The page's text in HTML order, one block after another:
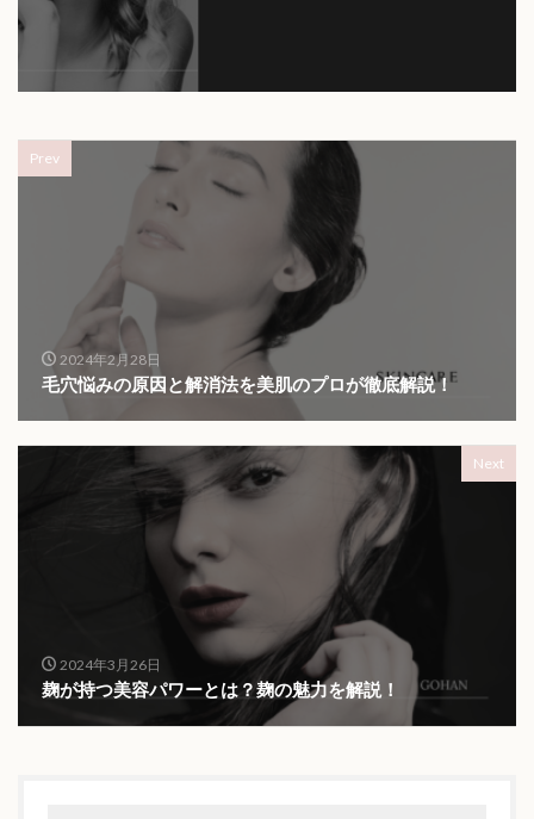
Prev
2024年2月28日
毛穴悩みの原因と解消法を美肌のプロが徹底解説！
Next
2024年3月26日
麹が持つ美容パワーとは？麹の魅力を解説！